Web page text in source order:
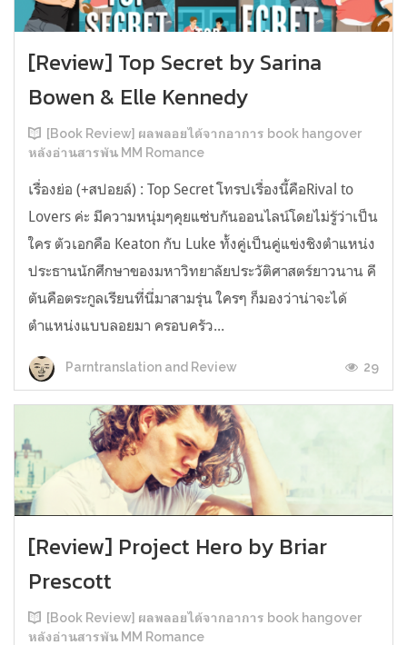
[Review] Top Secret by Sarina
Bowen & Elle Kennedy
[Book Review] ผลพลอยได้จากอาการ book hangover
หลังอ่านสารพัน MM Romance
เรื่องย่อ (+สปอยล์) : Top Secret โทรปเรื่องนี้คือRival to
Lovers ค่ะ มีความหนุ่มๆคุยแซ่บกันออนไลน์โดยไม่รู้ว่าเป็น
ใคร ตัวเอกคือ Keaton กับ Luke ทั้งคู่เป็นคู่แข่งชิงตำแหน่ง
ประธานนักศึกษาของมหาวิทยาลัยประวัติศาสตร์ยาวนาน คี
ตันคือตระกูลเรียนที่นี่มาสามรุ่น ใครๆ ก็มองว่าน่าจะได้
ตำแหน่งแบบลอยมา ครอบครัว...
Parntranslation and Review 29
[Review] Project Hero by Briar
Prescott
[Book Review] ผลพลอยได้จากอาการ book hangover
หลังอ่านสารพัน MM Romance